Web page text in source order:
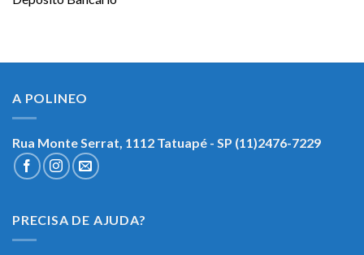
A POLINEO
Rua Monte Serrat, 1112 Tatuapé - SP (11)2476-7229
PRECISA DE AJUDA?